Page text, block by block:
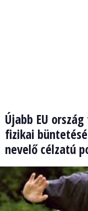
Újabb EU
fizikai
nevelő célzatú